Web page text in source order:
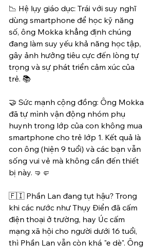
📉 Hệ lụy giáo dục: Trái với suy nghĩ
dùng smartphone để học kỹ năng
số, ông Mokka khẳng định chúng
đang làm suy yếu khả năng học tập,
gây ảnh hưởng tiêu cực đến lòng tự
trọng và sự phát triển cảm xúc của
trẻ. 📚
🤝 Sức mạnh cộng đồng: Ông Mokka
đã tự mình vận động nhóm phụ
huynh trong lớp của con không mua
smartphone cho trẻ lớp 1. Kết quả là
con ông (hiện 9 tuổi) và các bạn vẫn
sống vui vẻ mà không cần đến thiết
bị này. 🤜🤛
🇫🇮 Phần Lan đang tụt hậu? Trong
khi các nước như Thụy Điển đã cấm
điện thoại ở trường, hay Úc cấm
mạng xã hội cho người dưới 16 tuổi,
thì Phần Lan vẫn còn khá "e dè". Ông